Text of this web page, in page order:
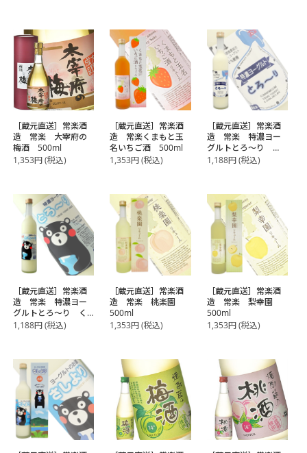
［蔵元直送］常楽酒
造 常楽 大宰府の
梅酒 500ml
1,353円(税込)
［蔵元直送］常楽酒
造 常楽くまもと玉
名いちご酒 500ml
1,353円(税込)
［蔵元直送］常楽酒
造 常楽 特濃ヨー
グルトとろ～り
500ml
1,188円(税込)
［蔵元直送］常楽酒
造 常楽 特濃ヨー
グルトとろ～り く
まモンデザイン
1,188円(税込)
［蔵元直送］常楽酒
造 常楽 桃楽園
500ml
1,353円(税込)
［蔵元直送］常楽酒
造 常楽 梨幸園
500ml
1,353円(税込)